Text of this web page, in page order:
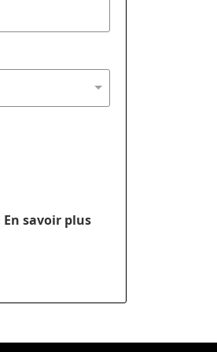
En savoir plus